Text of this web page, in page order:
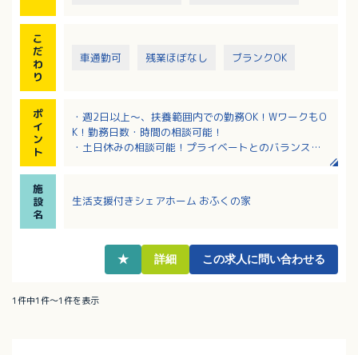
こ
だ
わ
り
車通勤可 残業ほぼなし ブランクOK
ポ
イ
ン
ト
・週2日以上～、扶養範囲内での勤務OK！WワークもO
K！勤務日数・時間の相談可能！
・土日休みの相談可能！プライベートとのバランスも
・経験豊富な職員から、しっかりとした教育体制・研
修制度がございます！
施
設
名
生活支援付きシェアホーム おふくの家
★ 詳細 この求人に問い合わせる
1件中1件～1件を表示